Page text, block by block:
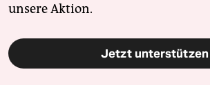
unsere Aktion.
Jetzt unterstützen